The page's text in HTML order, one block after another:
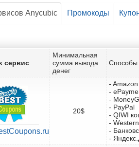
Anycubic Промокоды
сервис
Минимальная
сумма вывода
денег
Способы
20$
-
-
-
- PayPal
- QIWI
-
-
-